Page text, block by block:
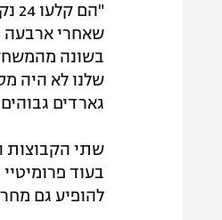
שאחרי ארבעה
בשונה
שלנו לא היה
גארדים
שתי הקבוצות
בעוד
להופיע גם